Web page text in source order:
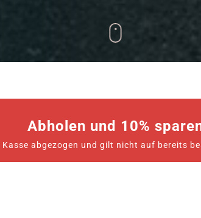
Abholen und 10%
Kasse abgezogen und gilt nicht auf bereits